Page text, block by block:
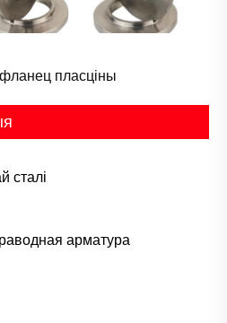
пласціны
сталі
арматура